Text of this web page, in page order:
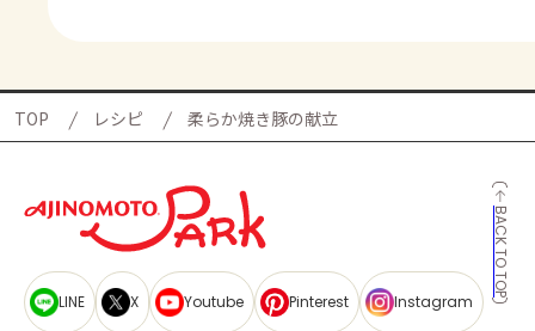
TOP レシピ 柔らか焼き豚の献立
BACK TO TOP
LINE X Youtube Pinterest Instagram